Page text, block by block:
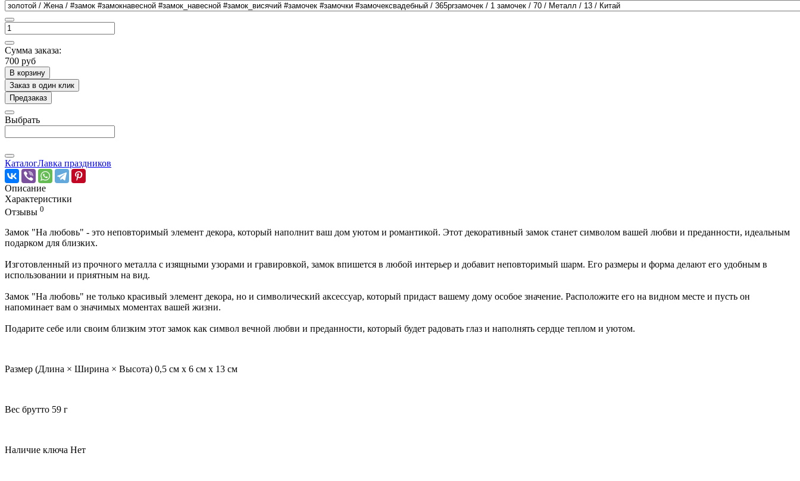
Сумма заказа:
700 руб
В корзину
Заказ в один клик
Предзаказ
Выбрать
КаталогЛавка праздников
Описание
Характеристики
Отзывы 0
Замок "На любовь" - это неповторимый элемент декора, который наполнит ваш дом уютом и романтикой. Этот декоративный замок станет символом вашей любви и преданности, идеальным
подарком для близких.
Изготовленный из прочного металла с изящными узорами и гравировкой, замок впишется в любой интерьер и добавит неповторимый шарм. Его размеры и форма делают его удобным в
использовании и приятным на вид.
Замок "На любовь" не только красивый элемент декора, но и символический аксессуар, который придаст вашему дому особое значение. Расположите его на видном месте и пусть он
напоминает вам о значимых моментах вашей жизни.
Подарите себе или своим близким этот замок как символ вечной любви и преданности, который будет радовать глаз и наполнять сердце теплом и уютом.
Размер (Длина × Ширина × Высота) 0,5 см х 6 см х 13 см
Вес брутто 59 г
Наличие ключа Нет